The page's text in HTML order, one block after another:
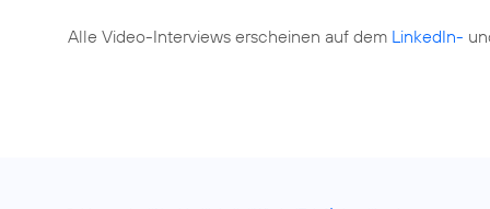
Alle Video-Interviews erscheinen auf dem LinkedIn-